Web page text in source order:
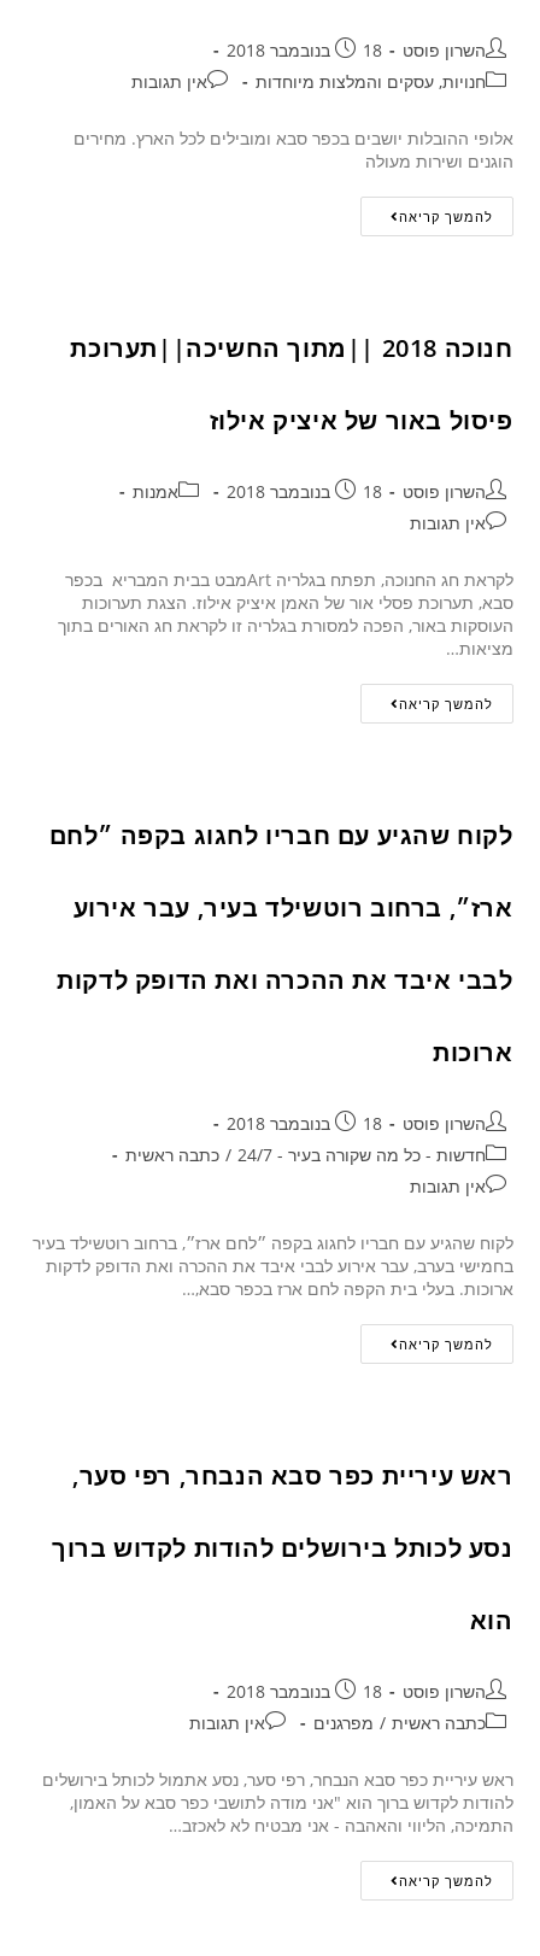
השרון פוסט
18 בנובמבר 2018
חנויות, עסקים והמלצות מיוחדות
אין תגובות
אלופי ההובלות יושבים בכפר סבא ומובילים לכל הארץ. מחירים
הוגנים ושירות מעולה
להמשך קריאה
חנוכה 2018 ||מתוך החשיכה||תערוכת
פיסול באור של איציק אילוז
השרון פוסט 18 בנובמבר 2018
אמנות
אין תגובות
לקראת חג החנוכה, תפתח בגלריה Artמבט בבית המבריא בכפר
סבא, תערוכת פסלי אור של האמן איציק אילוז. הצגת תערוכות
העוסקות באור, הפכה למסורת בגלריה זו לקראת חג האורים בתוך
מציאות…
להמשך קריאה
לקוח שהגיע עם חבריו לחגוג בקפה ״לחם
ארז״, ברחוב רוטשילד בעיר, עבר אירוע
לבבי איבד את ההכרה ואת הדופק לדקות
ארוכות
השרון פוסט
18 בנובמבר 2018
חדשות - כל מה שקורה בעיר - 24/7
/ כתבה ראשית
אין תגובות
לקוח שהגיע עם חבריו לחגוג בקפה ״לחם ארז״, ברחוב רוטשילד בעיר
בחמישי בערב, עבר אירוע לבבי איבד את ההכרה ואת הדופק לדקות
ארוכות. בעלי בית הקפה לחם ארז בכפר סבא,…
להמשך קריאה
ראש עיריית כפר סבא הנבחר, רפי סער,
נסע לכותל בירושלים להודות לקדוש ברוך
הוא
השרון פוסט
18 בנובמבר 2018
כתבה ראשית / מפרגנים אין תגובות
ראש עיריית כפר סבא הנבחר, רפי סער, נסע אתמול לכותל בירושלים
להודות לקדוש ברוך הוא "אני מודה לתושבי כפר סבא על האמון,
התמיכה, הליווי והאהבה - אני מבטיח לא לאכזב…
להמשך קריאה